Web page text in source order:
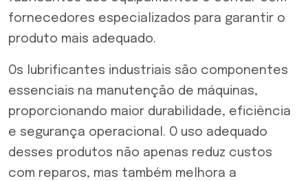
fornecedores especializados para garantir o
produto mais adequado.
Os lubrificantes industriais são componentes
essenciais na manutenção de máquinas,
proporcionando maior durabilidade, eficiência
e segurança operacional. O uso adequado
desses produtos não apenas reduz custos
com reparos, mas também melhora a